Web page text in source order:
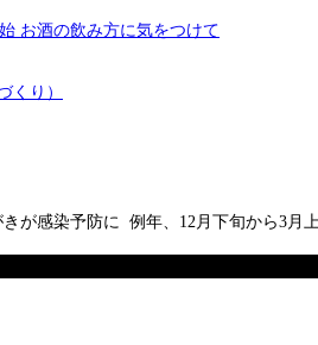
くり）
が感染予防に 例年、12月下旬から3